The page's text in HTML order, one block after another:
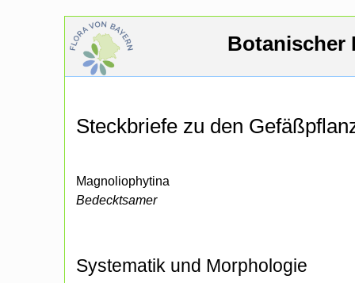
Botanischer
Steckbriefe zu den
Magnoliophytina
Bedecktsamer
Systematik und Morphologie